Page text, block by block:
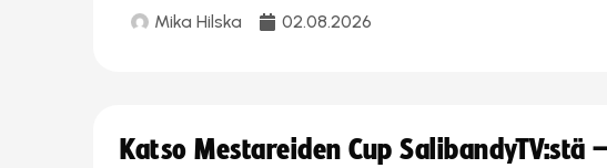
Mika Hilska 02.08.2026
Katso Mestareiden Cup